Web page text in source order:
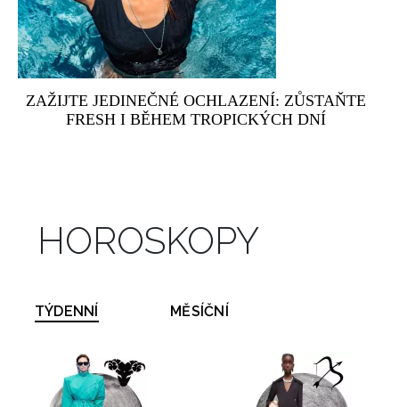
ZAŽIJTE JEDINEČNÉ OCHLAZENÍ: ZŮSTAŇTE
FRESH I BĚHEM TROPICKÝCH DNÍ
HOROSKOPY
TÝDENNÍ MĚSÍČNÍ